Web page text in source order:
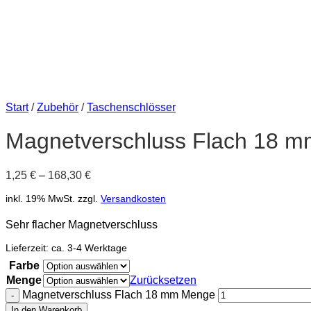
Start / Zubehör / Taschenschlösser
Magnetverschluss Flach 18
1,25 € – 168,30 €
inkl. 19% MwSt. zzgl. Versandkosten
Sehr flacher Magnetverschluss
Lieferzeit: ca. 3-4 Werktage
Farbe
Menge
Zurücksetzen
Magnetverschluss Flach 18 mm Menge